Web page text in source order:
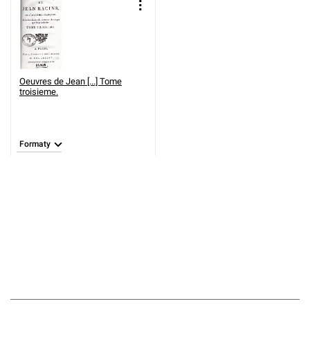
Oeuvres de Jean [...] Tome
troisieme.
Formaty